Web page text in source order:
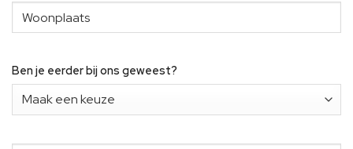
Woonplaats (Vereist)
Ben je eerder bij ons geweest?